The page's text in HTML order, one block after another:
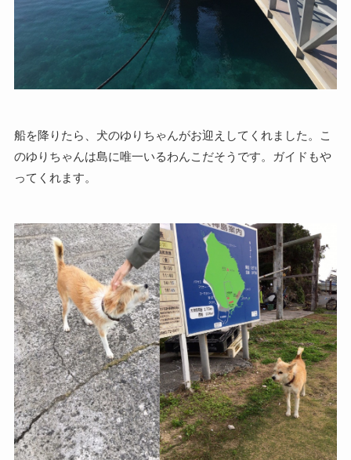
船を降りたら、犬のゆりちゃんがお迎えしてくれました。こ
のゆりちゃんは島に唯一いるわんこだそうです。ガイドもや
ってくれます。